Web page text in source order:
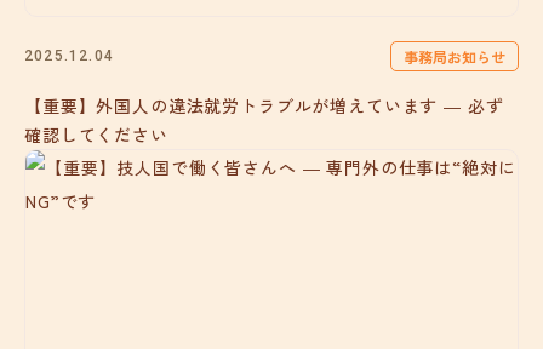
2025.12.04 事務局お知らせ
【重要】外国人の違法就労トラブルが増えています ― 必ず
確認してください